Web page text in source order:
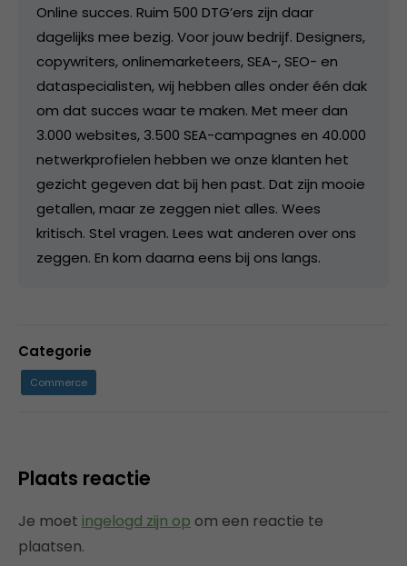
Online succes. Ruim 500 DTG’ers zijn daar
dagelijks mee bezig. Voor jouw bedrijf. Designers,
copywriters, onlinemarketeers, SEA-, SEO- en
dataspecialisten, wij hebben alles onder één dak
om dat succes waar te maken. Met meer dan
3.000 websites, 3.500 SEA-campagnes en 40.000
netwerkprofielen hebben we onze klanten het
gezicht gegeven dat bij hen past. Dat zijn mooie
getallen, maar ze zeggen niet alles. Wees
kritisch. Stel vragen. Lees wat anderen over ons
zeggen. En kom daarna eens bij ons langs.
Categorie
Commerce
Plaats reactie
Je moet ingelogd zijn op om een reactie te
plaatsen.